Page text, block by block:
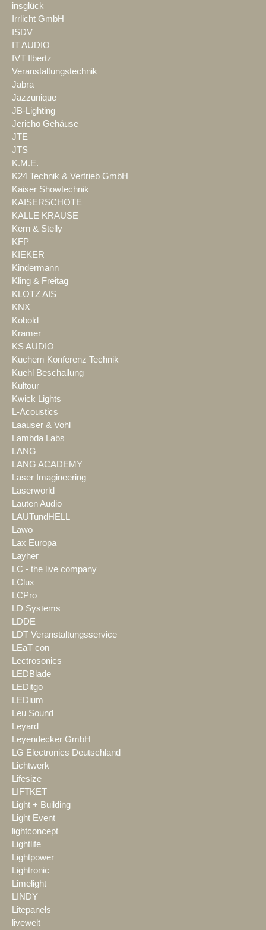
insglück
Irrlicht GmbH
ISDV
IT AUDIO
IVT Ilbertz
Veranstaltungstechnik
Jabra
Jazzunique
JB-Lighting
Jericho Gehäuse
JTE
JTS
K.M.E.
K24 Technik & Vertrieb GmbH
Kaiser Showtechnik
KAISERSCHOTE
KALLE KRAUSE
Kern & Stelly
KFP
KIEKER
Kindermann
Kling & Freitag
KLOTZ AIS
KNX
Kobold
Kramer
KS AUDIO
Kuchem Konferenz Technik
Kuehl Beschallung
Kultour
Kwick Lights
L-Acoustics
Laauser & Vohl
Lambda Labs
LANG
LANG ACADEMY
Laser Imagineering
Laserworld
Lauten Audio
LAUTundHELL
Lawo
Lax Europa
Layher
LC - the live company
LClux
LCPro
LD Systems
LDDE
LDT Veranstaltungsservice
LEaT con
Lectrosonics
LEDBlade
LEDitgo
LEDium
Leu Sound
Leyard
Leyendecker GmbH
LG Electronics Deutschland
Lichtwerk
Lifesize
LIFTKET
Light + Building
Light Event
lightconcept
Lightlife
Lightpower
Lightronic
Limelight
LINDY
Litepanels
livewelt